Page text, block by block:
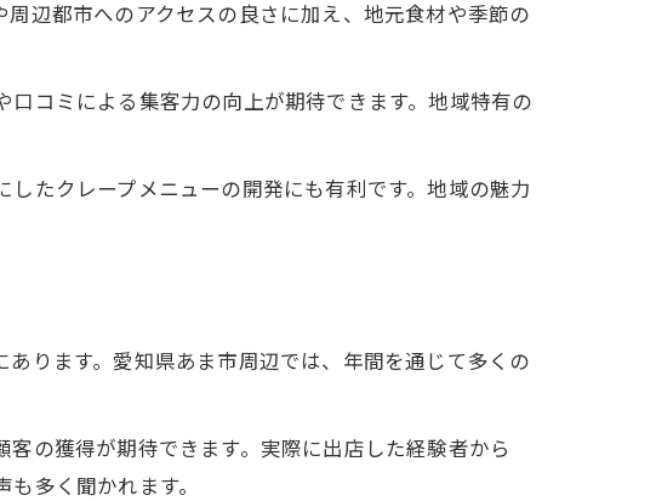
略
策
は
辺都市へのアクセスの良さに加え、地元食材や季節の
コミによる集客力の向上が期待できます。地域特有の
たクレープメニューの開発にも有利です。地域の魅力
ります。愛知県あま市周辺では、年間を通じて多くの
の獲得が期待できます。実際に出店した経験者から
多く聞かれます。